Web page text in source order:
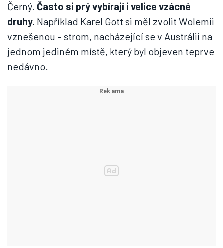
Černý. Často si prý vybírají i velice vzácné
druhy. Například Karel Gott si měl zvolit Wolemii
vznešenou – strom, nacházející se v Austrálii na
jednom jediném místě, který byl objeven teprve
nedávno.